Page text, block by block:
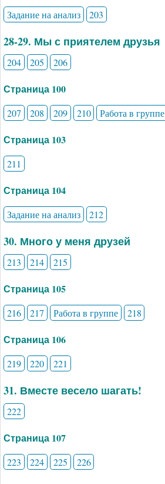
Задание на анализ 203
28-29. Мы с приятелем друзья
204 205 206
Страница 100
207 208 209 210 Работа в группе
Страница 103
211
Страница 104
Задание на анализ 212
30. Много у меня друзей
213 214 215
Страница 105
216 217 Работа в группе 218
Страница 106
219 220 221
31. Вместе весело шагать!
222
Страница 107
223 224 225 226